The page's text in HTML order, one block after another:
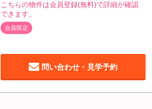
会員限定
こちらの物件は会員登録(無料)で詳細が確認
できます。
問い合わせ・見学予約